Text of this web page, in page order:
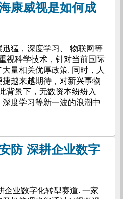
康威视是如何成
猛，深度学习、 物联网等
视科学技术，针对当前国际
量相关优厚政策. 同时，人
越来越期待，对新兴事物
背景下，无数资本纷纷入
度学习等新一波的浪潮中
防 深耕企业数字
企业数字化转型赛道. 一家